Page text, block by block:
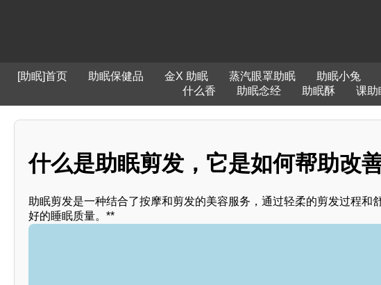
[助眠]首页 助眠保健品 金X 助眠 蒸汽眼罩助眠 助眠小兔
什么香
助眠念经 助眠酥 课助
什么是助眠剪发，它是如何帮助改
助眠剪发是一种结合了按摩和剪发的美容服务，通过轻柔的剪发过程
好的睡眠质量。**